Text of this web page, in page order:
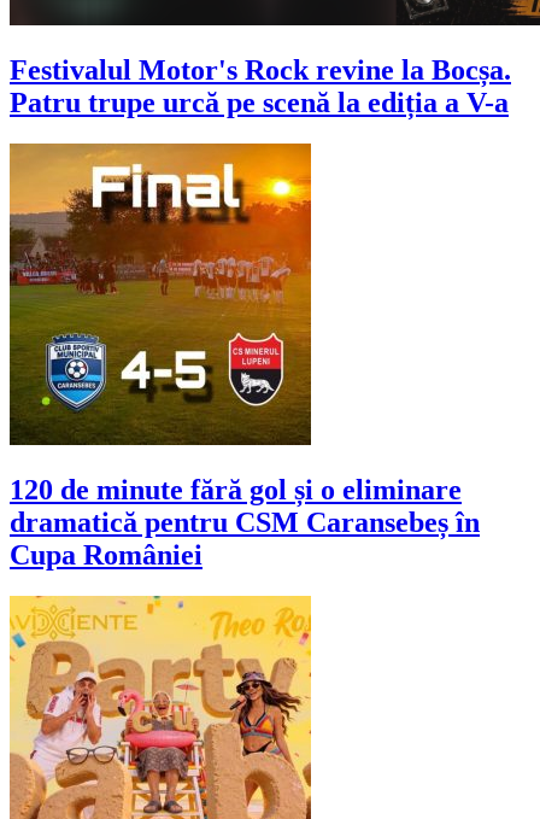
Festivalul Motor's Rock revine la Bocșa.
Patru trupe urcă pe scenă la ediția a V-a
120 de minute fără gol și o eliminare
dramatică pentru CSM Caransebeș în
Cupa României